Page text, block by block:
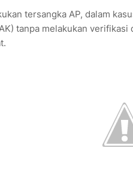
tersangka AP, dalam
tanpa melakukan